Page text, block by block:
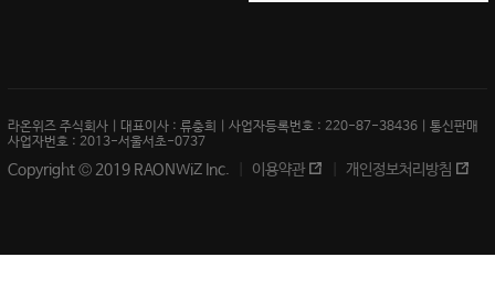
라온위즈 주식회사 | 대표이사 : 류충희 | 사업자등록번호 : 220-87-38436 | 통신판매
사업자번호 : 2013-서울서초-0737
Copyright © 2019 RAONWiZ Inc. 이용약관 개인정보처리방침